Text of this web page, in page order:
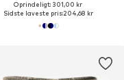
Oprindeligt: 301,00 kr
Sidste laveste pris:204,68 kr